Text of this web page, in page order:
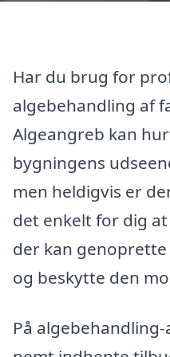
Har du brug for
algebehandling af
Algeangreb kan
bygningens
men heldigvis er
det enkelt for dig
der kan
og beskytte den
På